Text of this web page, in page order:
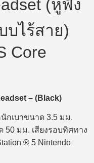
(หูฟัง
บไร้สาย)
Core
– (Black)
กเบาขนาด 3.5 มม.
50 มม. เสียงรอบทิศทาง
® 5 Nintendo